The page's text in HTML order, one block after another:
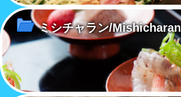
ミシチャラン/Mishicharan